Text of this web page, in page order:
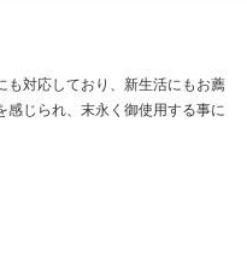
も対応しており、新生活にもお薦
感じられ、末永く御使用する事に